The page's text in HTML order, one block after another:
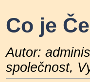
Co je
Autor:
společnost,